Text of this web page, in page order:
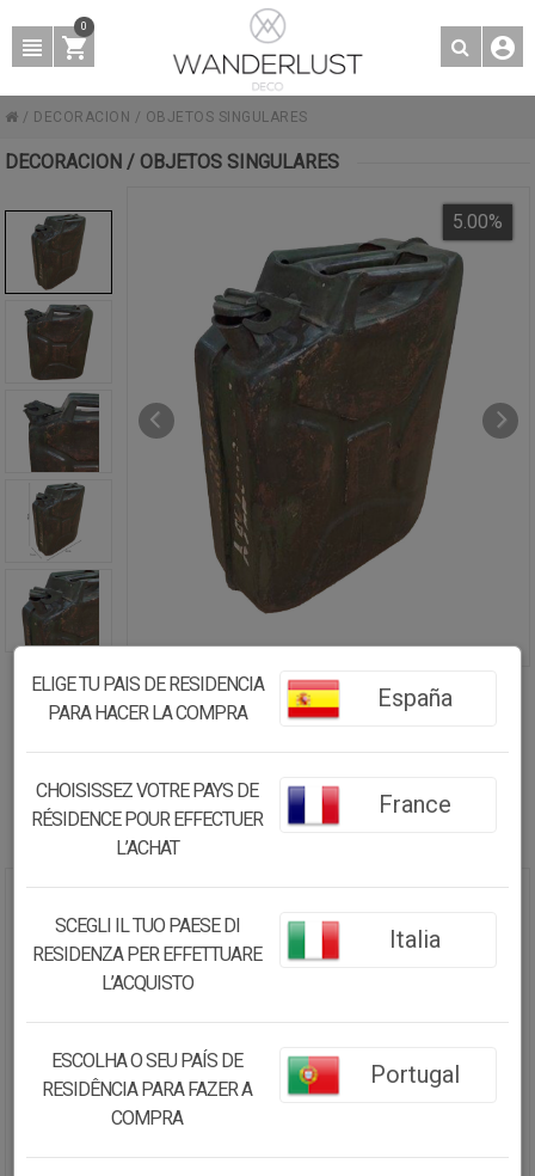
0
/ DECORACION / OBJETOS SINGULARES
DECORACION / OBJETOS SINGULARES
BIDÓN DE METAL CON ACABADO
ARTESANAL
5.00%
61.73€
Cantidad:
ELIGE TU PAIS DE RESIDENCIA
PARA HACER LA COMPRA
España
CHOISISSEZ VOTRE PAYS DE
RÉSIDENCE POUR EFFECTUER
L’ACHAT
France
SCEGLI IL TUO PAESE DI
RESIDENZA PER EFFETTUARE
L’ACQUISTO
Italia
ESCOLHA O SEU PAÍS DE
RESIDÊNCIA PARA FAZER A
COMPRA
Portugal